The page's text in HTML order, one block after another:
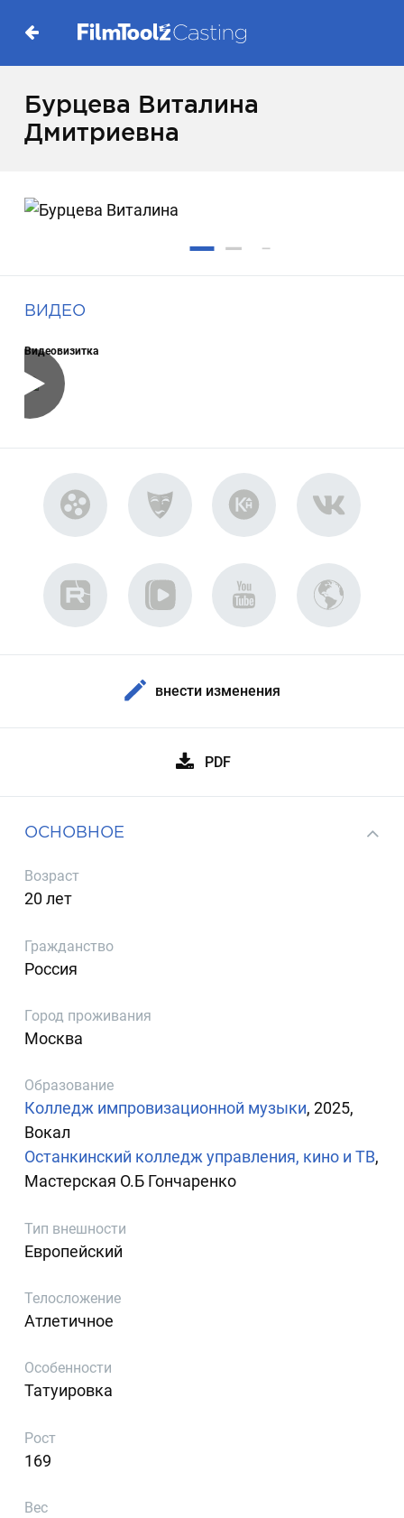
Бурцева Виталина
Дмитриевна
ВИДЕО
Видеовизитка
внести изменения
PDF
ОСНОВНОЕ
Возраст
20 лет
Гражданство
Россия
Город проживания
Москва
Образование
Колледж импровизационной музыки, 2025,
Вокал
Останкинский колледж управления, кино и ТВ,
Мастерская О.Б Гончаренко
Тип внешности
Европейский
Телосложение
Атлетичное
Особенности
Татуировка
Рост
169
Вес